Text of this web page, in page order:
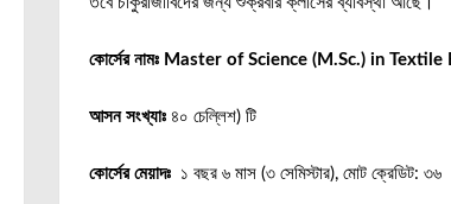
কোর্সের নামঃ Master of Science (M.Sc.) in Textile
আসন সংখ্যাঃ৪০ চেল্লিশ) টি
কোর্সের মেয়াদঃ ১ বছর ৬ মাস (৩ সেমিস্টার), মোট ক্রেডিট: ৩৬